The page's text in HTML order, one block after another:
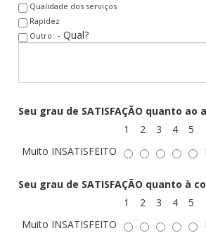
Qualidade dos serviços
Rapidez
Outro: - Qual?
Seu grau de SATISFAÇÃO quanto
1
2 3 4
5
Muito INSATISFEITO
Seu grau de SATISFAÇÃO quanto à
1
2 3 4
5
Muito INSATISFEITO